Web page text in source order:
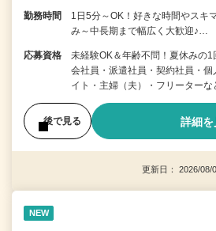
勤務時間
1日5分～OK！好きな時間やスキ
み～中長期まで幅広く大歓迎♪…
応募資格
未経験OK＆年齢不問！夏休みの
会社員・派遣社員・契約社員・
イト・主婦（夫）・フリーター
後で見る 詳細を
更新日： 2026/
NEW